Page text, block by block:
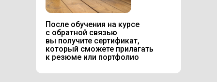
После обучения на курсе
с обратной связью
вы получите сертификат,
который сможете прилагать
к резюме или портфолио